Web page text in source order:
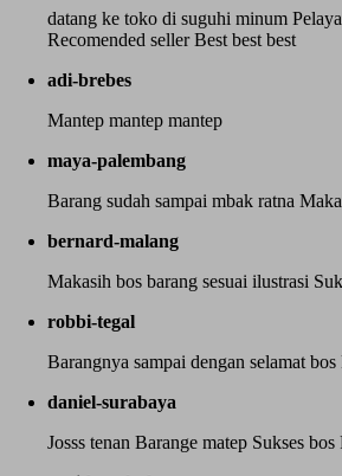
datang ke toko di suguhi minum
Recomended seller Best best best
adi-brebes
Mantep mantep mantep
maya-palembang
Barang sudah sampai mbak ratna
bernard-malang
Makasih bos barang sesuai ilustrasi
robbi-tegal
Barangnya sampai dengan selamat
daniel-surabaya
Josss tenan Barange matep Sukses bos